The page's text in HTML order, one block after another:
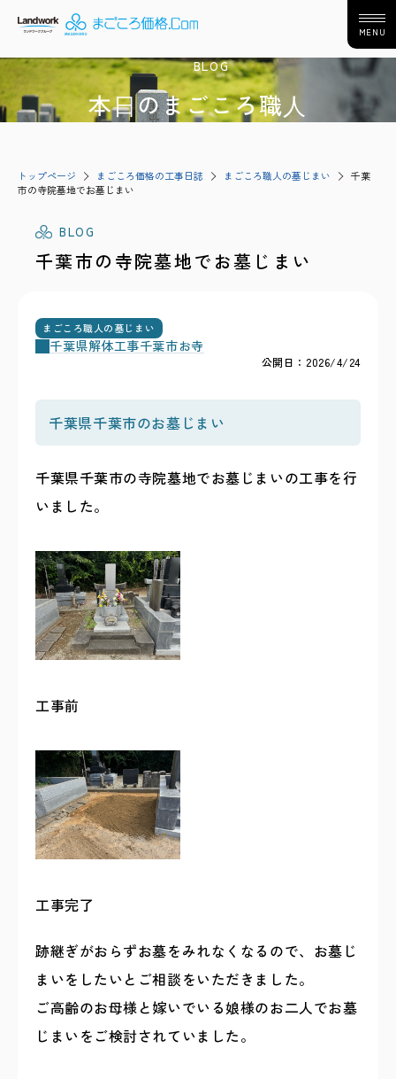
MENU
BLOG
本⽇のまごころ職⼈
トップページ まごころ価格の工事日誌 まごころ職人の墓じまい
千葉
市の寺院墓地でお墓じまい
BLOG
千葉市の寺院墓地でお墓じまい
まごころ職人の墓じまい
千葉県解体工事千葉市お寺
公開日：2026/4/24
千葉県千葉市のお墓じまい
千葉県千葉市の寺院墓地でお墓じまいの工事を行
いました。
工事前
工事完了
跡継ぎがおらずお墓をみれなくなるので、お墓じ
まいをしたいとご相談をいただきました。
ご高齢のお母様と嫁いでいる娘様のお二人でお墓
じまいをご検討されていました。